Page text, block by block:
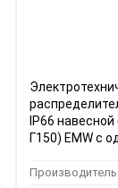
IP66
Г150) EMW c
Производитель: